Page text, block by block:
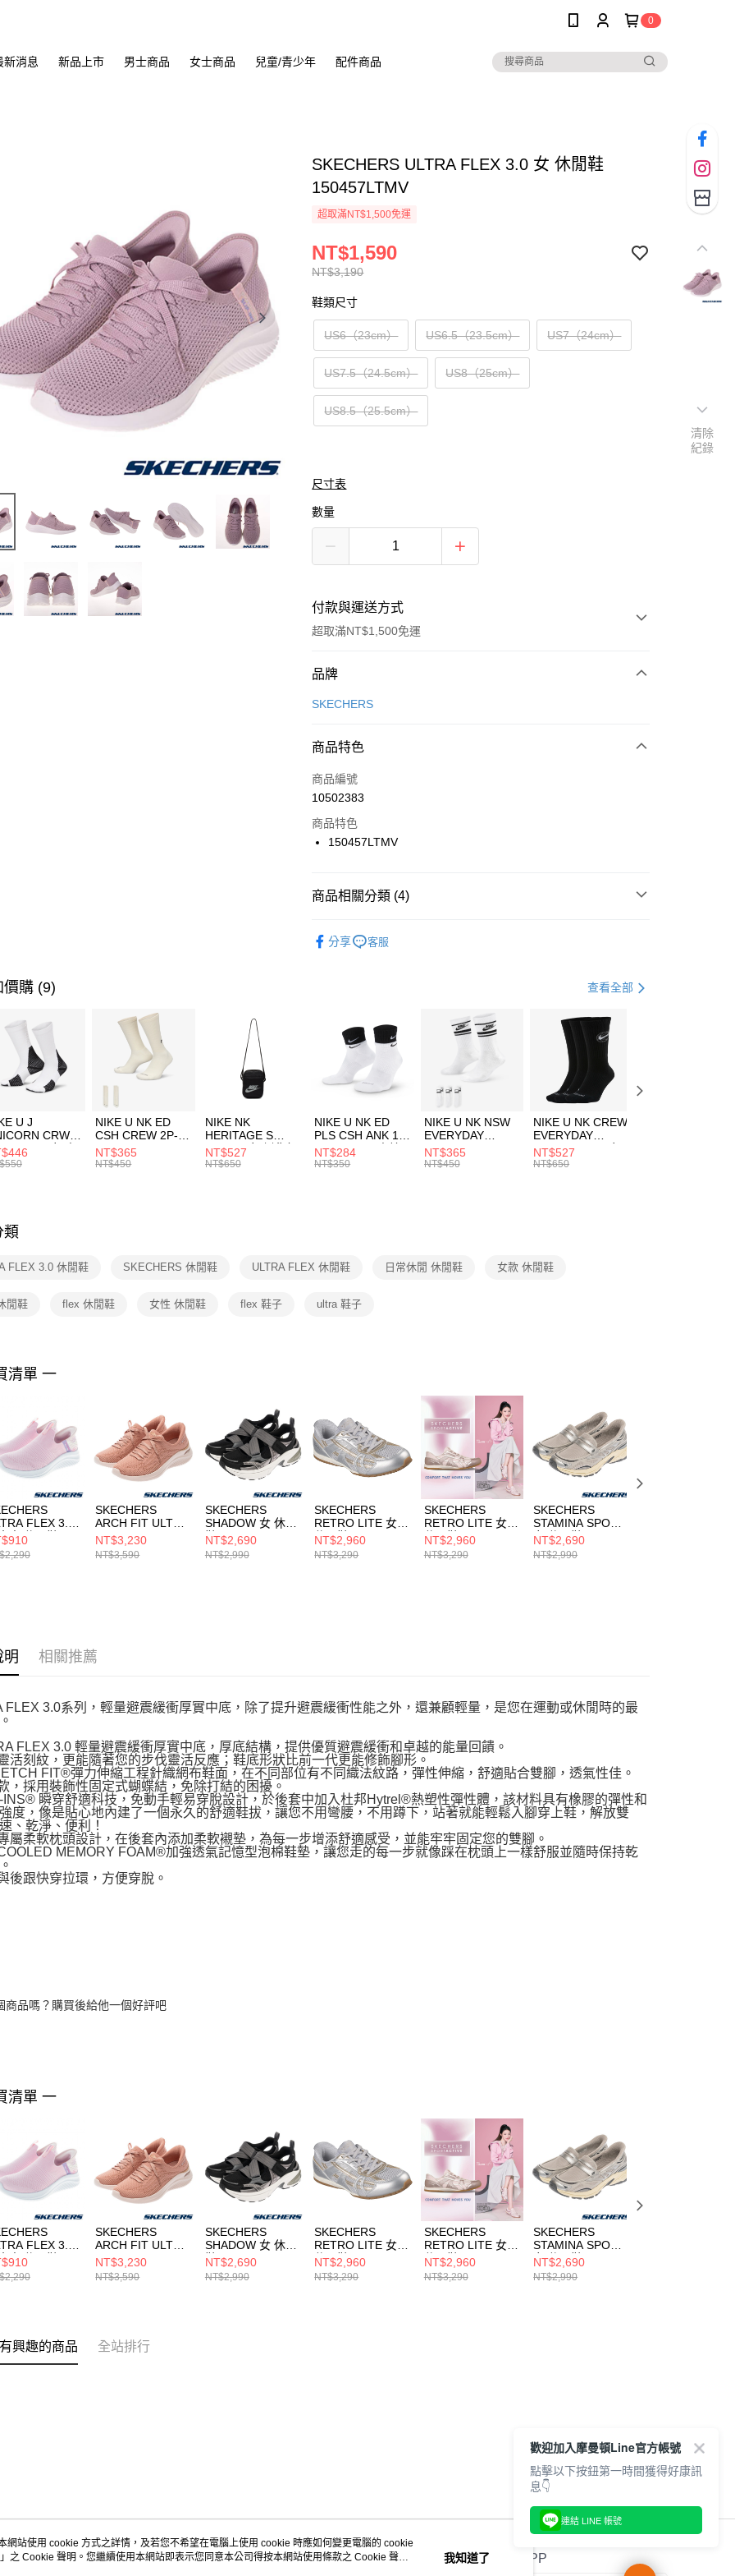
0
新消息 新品上市 男士商品 女士商品 兒童/青少年 配件商品
SKECHERS ULTRA FLEX 3.0 女 休閒鞋
150457LTMV
超取滿NT$1,500免運
NT$3,190
NT$1,590
鞋類尺寸
US6（23cm） US6.5（23.5cm） US7（24cm）
US7.5（24.5cm） US8（25cm）
US8.5（25.5cm）
尺寸表
數量
付款與運送方式
超取滿NT$1,500免運
付款方式
信用卡一次付款
合作金庫商業銀行
華南商業銀行
上海商業儲蓄銀行
國泰世華商業銀行
聯邦商業銀行
台新國際商業銀行
LINE Pay
Apple Pay
【關於「AFTEE先享後付」】
３．安心：先確認商品／服務後，再付款。
【「AFTEE先享後付」結帳流程】
１．於結帳方式選擇「AFTEE先享後付」後，將跳轉至「AFTEE先享後
付」結帳頁面，進行簡訊認證並確認金額後，即可完成結帳。
２．訂單成立數日內，您將收到繳費通知簡訊。
３．收到繳費通知簡訊後14天內，點擊此簡訊中的連結，可透過四大超商
／ATM／網路銀行／等多元方式進行付款，方視為交易完成。
※ 請注意：結帳手續完成當下不需立刻繳費，但若您需要取消訂單，請聯
絡購買商品的店家。未經商家同意取消之訂單仍視為有效，需透過AFTEE
先享後付繳納相關費用。
１．透過由恩沛科技股份有限公司提供之「AFTEE先享後付」服務完成之
交易，需依本服務之必要範圍內提供個人資料，並將交易相關給付款項請
２．關於個人資料處理事宜，請瀏覽以下網址：
結果請求用戶進行身份認證。
５．嚴禁一人註冊多個帳號或使用他人資訊註冊。若發現惡意使用之情
形，恩沛科技股份有限公司將有權停止該用戶之使用額度並採取法律行
動。
每筆NT$100，滿NT$1,500(含以上)免運費
每筆NT$100，滿NT$1,500(含以上)免運費
付款後門市自取
每筆NT$100，滿NT$1,500(含以上)免運費
品牌
SKECHERS
商品特色
商品編號
10502383
商品特色
150457LTMV
商品相關分類 (4)
分享 客服
價購 (9) 查看全部
U J
CRW
-160 男女 中
FZ3393100
NIKE U NK ED
CSH CREW 2P-
144 EMBRDY 男
女 短統襪
NT$365
NT$450
NIKE NK
HERITAGE S
SMIT 男女 側背包
BA5871010
NT$527
NT$650
NIKE U NK ED
PLS CSH ANK 1P
144 DBL 男 中統
襪 DH4058104
NT$284
NT$350
NIKE U NK NSW
EVERYDAY
ESSENTIAL CR
男女 短統襪
NT$365
NT$450
NIKE U NK CREW
EVERYDAY
BBALL 3PR 男女
長統襪
NT$527
NT$650
類
FLEX 3.0 休閒鞋 SKECHERS 休閒鞋 ULTRA FLEX 休閒鞋 日常休閒 休閒鞋 女款 休閒鞋
閒鞋 flex 休閒鞋 女性 休閒鞋 flex 鞋子 ultra 鞋子
清單 一
FLEX 3.0
童 休閒鞋
SKECHERS
ARCH FIT ULTRA
FLEX
3.0_MARTHA
STEWART 女 休閒
NT$3,230
NT$3,590
SKECHERS
SHADOW 女 休閒
鞋 177387BLK
NT$2,690
NT$2,990
SKECHERS
RETRO LITE 女
休閒鞋
104782GYSL
NT$2,960
NT$3,290
SKECHERS
RETRO LITE 女
休閒鞋
104782BLSH
NT$2,960
NT$3,290
SKECHERS
STAMINA SPORT
女 休閒鞋
150715SIL
NT$2,690
NT$2,990
明 相關推薦
FLEX 3.0系列，輕量避震緩衝厚實中底，除了提升避震緩衝性能之外，還兼顧輕量，是您在運動或休閒時的最
FLEX 3.0 輕量避震緩衝厚實中底，厚底結構，提供優質避震緩衝和卓越的能量回饋。
活刻紋，更能隨著您的步伐靈活反應；鞋底形狀比前一代更能修飾腳形。
FIT®彈力伸縮工程針織網布鞋面，在不同部位有不同織法紋路，彈性伸縮，舒適貼合雙腳，透氣性佳。
，採用裝飾性固定式蝴蝶結，免除打結的困擾。
INS® 瞬穿舒適科技，免動手輕易穿脫設計，於後套中加入杜邦Hytrel®熱塑性彈性體，該材料具有橡膠的彈性和
度，像是貼心地內建了一個永久的舒適鞋拔，讓您不用彎腰，不用蹲下，站著就能輕鬆入腳穿上鞋，解放雙
、乾淨、便利！
屬柔軟枕頭設計，在後套內添加柔軟襯墊，為每一步增添舒適感受，並能牢牢固定您的雙腳。
MEMORY FOAM®加強透氣記憶型泡棉鞋墊，讓您走的每一步就像踩在枕頭上一樣舒服並隨時保持乾
後跟快穿拉環，方便穿脫。
商品嗎？購買後給他一個好評吧
清單 一
FLEX 3.0
童 休閒鞋
SKECHERS
ARCH FIT ULTRA
FLEX
3.0_MARTHA
STEWART 女 休閒
NT$3,230
NT$3,590
SKECHERS
SHADOW 女 休閒
鞋 177387BLK
NT$2,690
NT$2,990
SKECHERS
RETRO LITE 女
休閒鞋
104782GYSL
NT$2,960
NT$3,290
SKECHERS
RETRO LITE 女
休閒鞋
104782BLSH
NT$2,960
NT$3,290
SKECHERS
STAMINA SPORT
女 休閒鞋
150715SIL
NT$2,690
NT$2,990
興趣的商品 全站排行
關於我們 客服資訊 官方APP
清除
紀錄
網站使用 cookie 方式之詳情，及若您不希望在電腦上使用 cookie 時應如何變更電腦的 cookie
」之 Cookie 聲明。您繼續使用本網站即表示您同意本公司得按本網站使用條款之 Cookie 聲明
我知道了
歡迎加入摩曼頓Line官方帳號
點擊以下按鈕第一時間獲得好康訊
息👇
連結 LINE 帳號